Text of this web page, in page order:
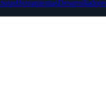
Herramientas